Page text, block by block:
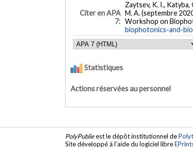
Citer en APA
7:
Zaytsev, K. I., Katyba,
M. A. (septembre
Workshop on
biophotonics-and-
Statistiques
Actions réservées au personnel
PolyPublieest le dépôt institutionnel de
Site développé à l'aide du logiciel libre